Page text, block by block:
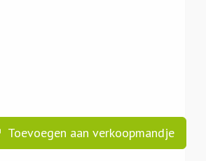
Toevoegen aan verkoopmandje